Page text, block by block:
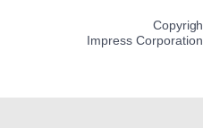
Impress